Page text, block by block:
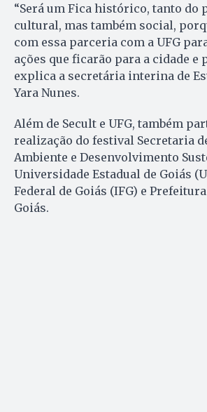
“Será um Fica histórico, tanto do
cultural, mas também social,
com essa parceria com a UFG
ações que ficarão para a cidade e
explica a secretária interina de
Yara Nunes.
Além de Secult e UFG, também
realização do festival Secretaria
Ambiente e Desenvolvimento
Universidade Estadual de Goiás
Federal de Goiás (IFG) e
Goiás.